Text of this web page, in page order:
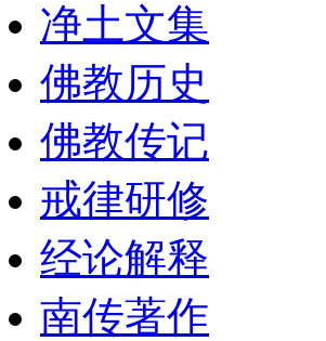
净土文集
佛教历史
佛教传记
戒律研修
经论解释
南传著作